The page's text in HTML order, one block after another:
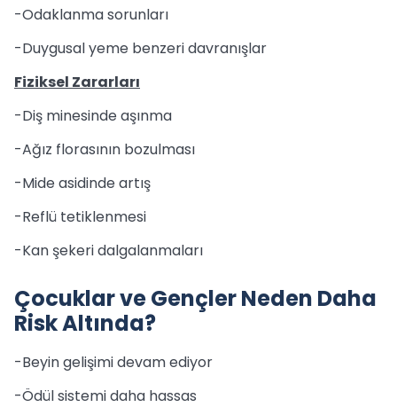
-Odaklanma sorunları
-Duygusal yeme benzeri davranışlar
Fiziksel Zararları
-Diş minesinde aşınma
-Ağız florasının bozulması
-Mide asidinde artış
-Reflü tetiklenmesi
-Kan şekeri dalgalanmaları
Çocuklar ve Gençler Neden Daha
Risk Altında?
-Beyin gelişimi devam ediyor
-Ödül sistemi daha hassas